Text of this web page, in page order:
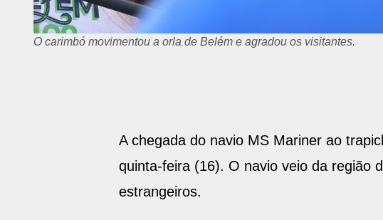
O carimbó movimentou a orla de Belém e agradou os visitantes.
A chegada do navio MS Mariner ao
quinta-feira (16). O navio veio da região
estrangeiros.